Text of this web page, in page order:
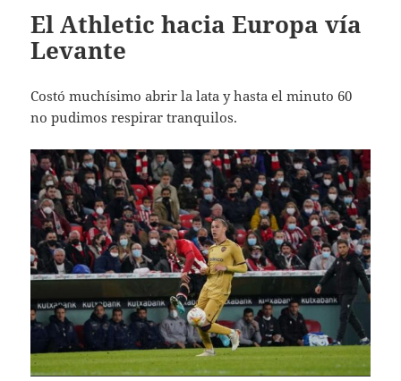
El Athletic hacia Europa vía
Levante
Costó muchísimo abrir la lata y hasta el minuto 60
no pudimos respirar tranquilos.